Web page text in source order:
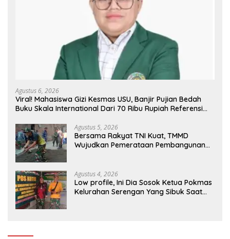
Agustus 6, 2026
Viral! Mahasiswa Gizi Kesmas USU, Banjir Pujian Bedah
Buku Skala International Dari 70 Ribu Rupiah Referensi
Agustus 5, 2026
Bersama Rakyat TNI Kuat, TMMD
Wujudkan Pemerataan Pembangunan
Agustus 4, 2026
Low profile, Ini Dia Sosok Ketua Pokmas
Kelurahan Serengan Yang Sibuk Saat